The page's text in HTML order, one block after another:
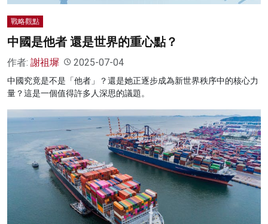
戰略觀點
中國是他者 還是世界的重心點？
作者: 謝祖墀 2025-07-04
中國究竟是不是「他者」？還是她正逐步成為新世界秩序中的核心力
量？這是一個值得許多人深思的議題。